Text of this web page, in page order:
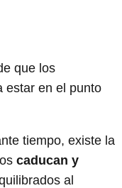
que los
estar en el punto
tiempo, existe la
caducan y
al